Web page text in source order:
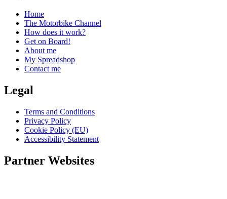
Home
The Motorbike Channel
How does it work?
Get on Board!
About me
My Spreadshop
Contact me
Legal
Terms and Conditions
Privacy Policy
Cookie Policy (EU)
Accessibility Statement
Partner Websites